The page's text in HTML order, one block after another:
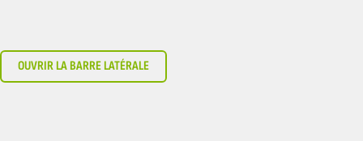
OUVRIR LA BARRE LATÉRALE